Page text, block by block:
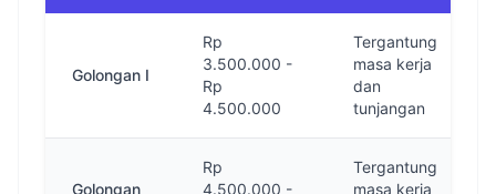
Golongan I
Rp
3.500.000 -
Rp
4.500.000
Tergantung
masa kerja
dan
tunjangan
Golongan
Rp
4.500.000 -
Tergantung
masa kerja